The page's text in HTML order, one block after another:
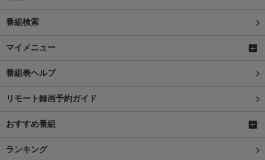
番組検索
マイメニュー
番組表ヘルプ
リモート録画予約ガイド
おすすめ番組
ランキング